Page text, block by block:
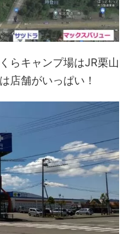
らキャンプ場はJR栗山
店舗がいっぱい！